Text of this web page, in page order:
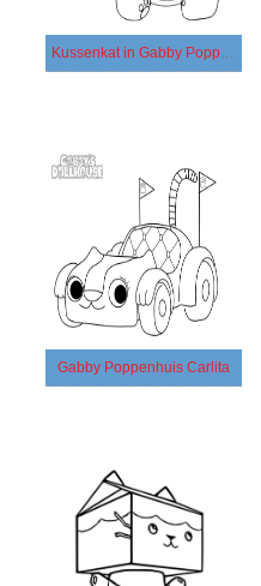
Kussenkat in Gabby Poppenhuis
Gabby Poppenhuis Carlita